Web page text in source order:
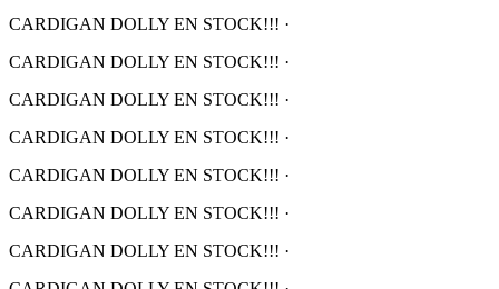
CARDIGAN DOLLY EN STOCK!!! ·
CARDIGAN DOLLY EN STOCK!!! ·
CARDIGAN DOLLY EN STOCK!!! ·
CARDIGAN DOLLY EN STOCK!!! ·
CARDIGAN DOLLY EN STOCK!!! ·
CARDIGAN DOLLY EN STOCK!!! ·
CARDIGAN DOLLY EN STOCK!!! ·